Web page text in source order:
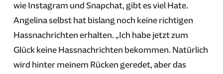
wie Instagram und Snapchat, gibt es viel Hate.
Angelina selbst hat bislang noch keine richtigen
Hassnachrichten erhalten. „Ich habe jetzt zum
Glück keine Hassnachrichten bekommen. Natürlich
wird hinter meinem Rücken geredet, aber das